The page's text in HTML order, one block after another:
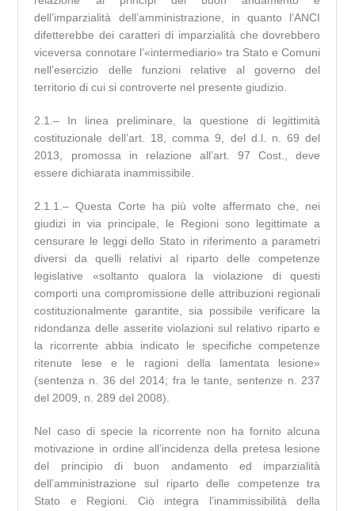
dell’imparzialità dell’amministrazione, in quanto l’ANCI
difetterebbe dei caratteri di imparzialità che dovrebbero
viceversa connotare l’«intermediario» tra Stato e Comuni
nell’esercizio delle funzioni relative al governo del
territorio di cui si controverte nel presente giudizio.
2.1.– In linea preliminare, la questione di legittimità
costituzionale dell’art. 18, comma 9, del d.l. n. 69 del
2013, promossa in relazione all’art. 97 Cost., deve
essere dichiarata inammissibile.
2.1.1.– Questa Corte ha più volte affermato che, nei
giudizi in via principale, le Regioni sono legittimate a
censurare le leggi dello Stato in riferimento a parametri
diversi da quelli relativi al riparto delle competenze
legislative «soltanto qualora la violazione di questi
comporti una compromissione delle attribuzioni regionali
costituzionalmente garantite, sia possibile verificare la
ridondanza delle asserite violazioni sul relativo riparto e
la ricorrente abbia indicato le specifiche competenze
ritenute lese e le ragioni della lamentata lesione»
(sentenza n. 36 del 2014; fra le tante, sentenze n. 237
del 2009, n. 289 del 2008).
Nel caso di specie la ricorrente non ha fornito alcuna
motivazione in ordine all’incidenza della pretesa lesione
del principio di buon andamento ed imparzialità
dell’amministrazione sul riparto delle competenze tra
Stato e Regioni. Ciò integra l’inammissibilità della